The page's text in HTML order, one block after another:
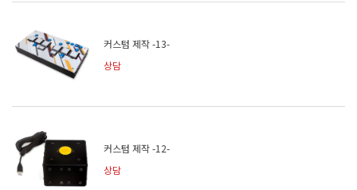
커스텀 제작 -13-
상담
커스텀 제작 -12-
상담